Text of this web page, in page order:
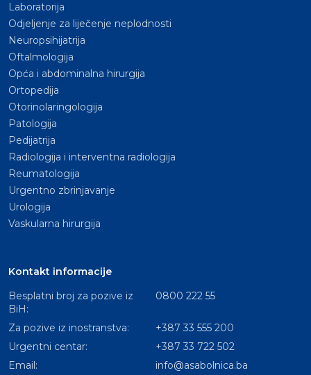
Laboratorija
Odjeljenje za liječenje neplodnosti
Neuropsihijatrija
Oftalmologija
Opća i abdominalna hirurgija
Ortopedija
Otorinolaringologija
Patologija
Pedijatrija
Radiologija i interventna radiologija
Reumatologija
Urgentno zbrinjavanje
Urologija
Vaskularna hirurgija
Kontakt informacije
Besplatni broj za pozive iz
BiH:
0800 222 55
Za pozive iz inostranstva:
+387 33 555 200
Urgentni centar:
+387 33 722 502
Email:
info@asabolnica.ba